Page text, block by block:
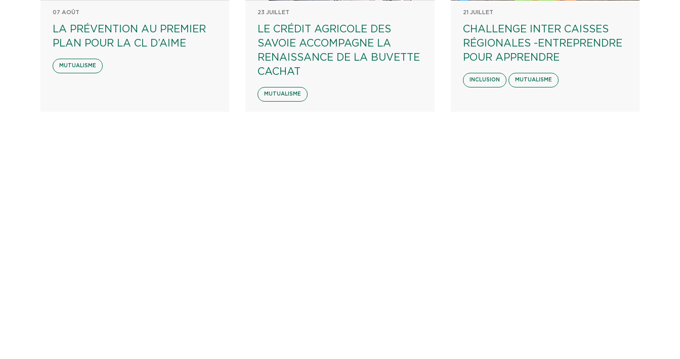
07 AOÛT
LA PRÉVENTION AU PREMIER
PLAN POUR LA CL D’AIME
MUTUALISME
23 JUILLET
LE CRÉDIT AGRICOLE DES
SAVOIE ACCOMPAGNE LA
RENAISSANCE DE LA BUVETTE
CACHAT
MUTUALISME
21 JUILLET
CHALLENGE INTER CAISSES
RÉGIONALES -ENTREPRENDRE
POUR APPRENDRE
INCLUSION MUTUALISME